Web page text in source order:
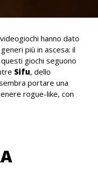
hanno dato
più in ascesa: il
giochi seguono
Sifu, dello
portare una
rogue-like, con